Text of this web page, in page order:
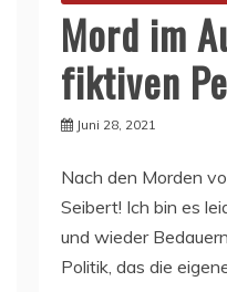
Mord im
fiktiven
Juni 28, 2021
Nach den Morden
Seibert! Ich bin es
und wieder
Politik, das die